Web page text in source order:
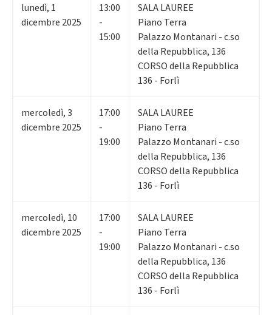
lunedì, 1
dicembre 2025
13:00
-
15:00
SALA LAUREE
Piano Terra
Palazzo Montanari - c.so
della Repubblica, 136
CORSO della Repubblica
136 - Forlì
mercoledì,3
dicembre 2025
17:00
-
19:00
SALA LAUREE
Piano Terra
Palazzo Montanari - c.so
della Repubblica, 136
CORSO della Repubblica
136 - Forlì
mercoledì, 10
dicembre 2025
17:00
-
19:00
SALA LAUREE
Piano Terra
Palazzo Montanari - c.so
della Repubblica, 136
CORSO della Repubblica
136 - Forlì